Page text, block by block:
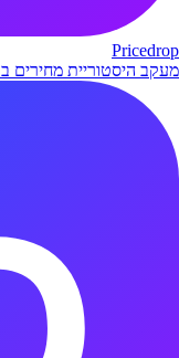
Pricedrop
מעקב היסטוריית מחירים ב ksp